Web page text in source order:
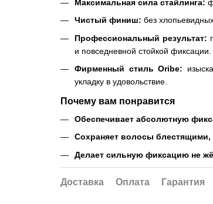
Максимальная сила стайлинга:
Чистый финиш: без
Профессиональный результат:
и повседневной стойкой фиксации.
Фирменный стиль Oribe:
укладку в удовольствие.
Почему вам понравится
Обеспечивает абсолютную
Сохраняет волосы
Делает сильную фиксацию не
Доставка Оплата Гарантия